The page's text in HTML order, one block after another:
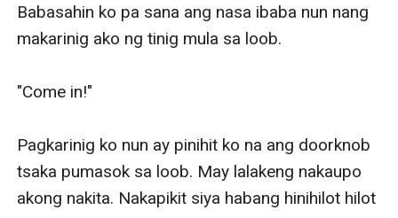
Babasahin ko pa sana ang nasa ibaba nun nang
makarinig ako ng tinig mula sa loob.
"Come in!"
Pagkarinig ko nun ay pinihit ko na ang doorknob
tsaka pumasok sa loob. May lalakeng nakaupo
akong nakita. Nakapikit siya habang hinihilot hilot